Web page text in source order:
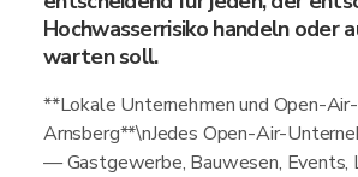
Hochwasserrisiko handeln oder
warten soll.
**Lokale Unternehmen und Open-
Arnsberg**\nJedes Open-Air-
— Gastgewerbe, Bauwesen,